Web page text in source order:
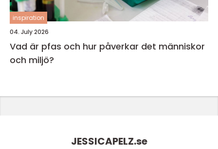
inspiration
04. July 2026
Vad är pfas och hur påverkar det människor
och miljö?
JESSICAPELZ.se